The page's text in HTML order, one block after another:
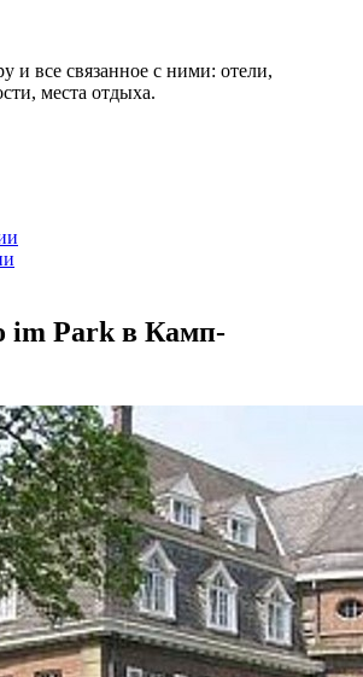
и все связанное с ними: отели,
места отдыха.
im Park в Камп-